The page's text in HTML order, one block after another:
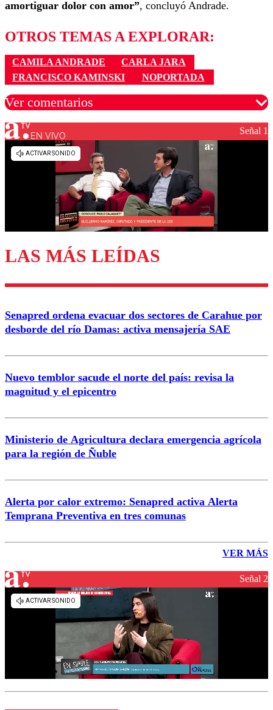
amortiguar dolor con amor”, concluyó Andrade.
OTROS TEMAS A EXPLORAR:
CAMILA ANDRADE
CARLA JARA
FRANCISCO KAMINSKI
NOPORTADA
Ver comentarios
Los comentarios son moderados para garantizar un
diálogo respetuoso.
Enviar comentario
EN VIVO Señal 1
LAS MÁS LEÍDAS
Senapred ordena evacuar dos sectores de Carahue por
desborde del río Damas: activa mensajería SAE
Nuevo temblor sacude el norte del país: revisa la
magnitud y el epicentro
Ministerio de Agricultura declara emergencia agrícola
para la región de Ñuble
Alerta por calor extremo: Senapred activa Alerta
Temprana Preventiva en tres comunas
VER MÁS
Señal 2